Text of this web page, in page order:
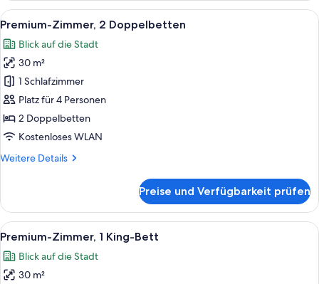
1 King-
Bett
Alle
Fotos
für
Premium-
Zimmer,
2 Doppelbetten
anzeigen
Ein Hotelzimmer mit zwei Betten,
5
Premium-Zimmer, 2 Doppelbetten
Blick auf die Stadt
30 m²
1 Schlafzimmer
Platz für 4 Personen
2 Doppelbetten
Kostenloses WLAN
Weitere Details
Weitere
Zimmer,
2 Doppelbetten
Preise und Verfügbarkeit prüfen
Alle
Fotos
für
Premium-
Ein modernes Hotelzimmer mit
9
Premium-Zimmer, 1 King-Bett
Blick auf die Stadt
30 m²